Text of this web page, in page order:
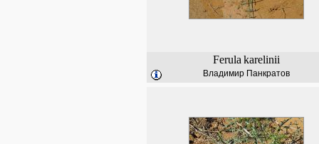
Ferula karelinii
Владимир Панкратов